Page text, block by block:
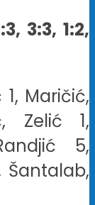
3:3, 1:2,
Maričić,
Zelić 1,
5,
Šantalab,